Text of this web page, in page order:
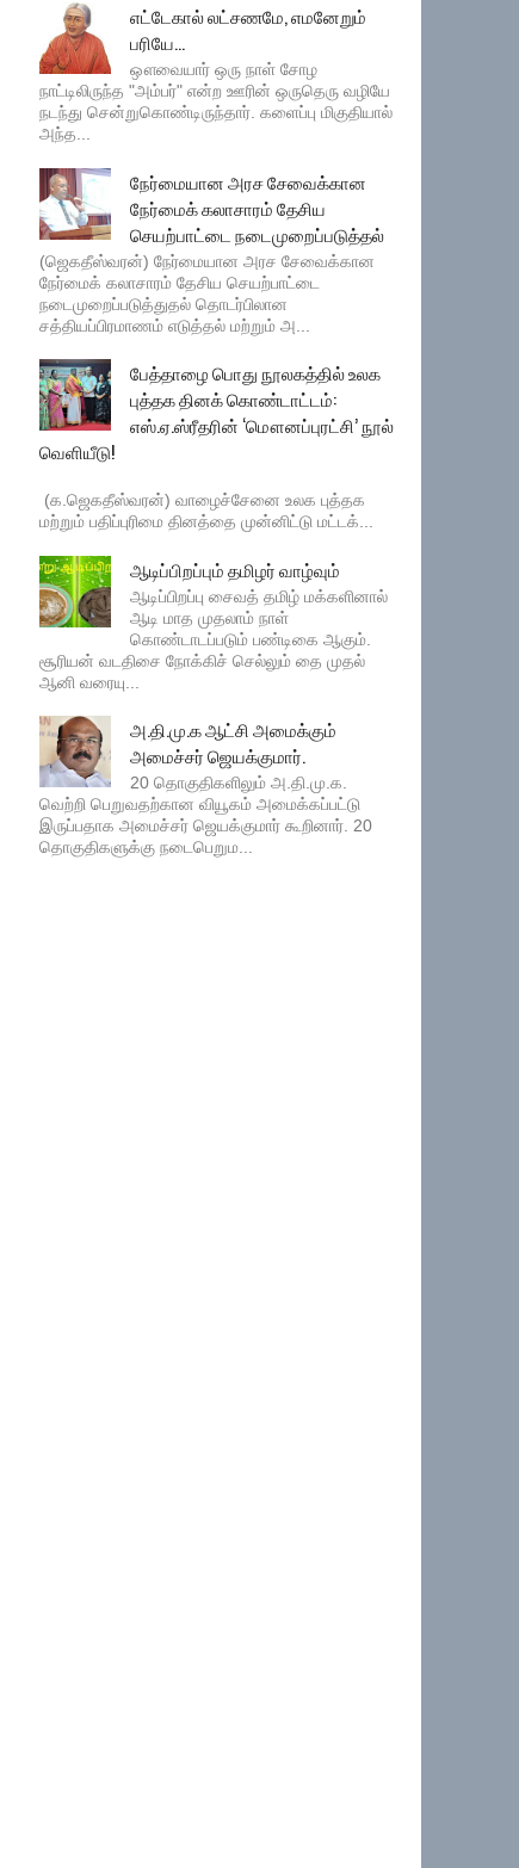
எட்டேகால் லட்சணமே, எமனேறும்
பரியே...
ஔவையார் ஒரு நாள் சோழ
நாட்டிலிருந்த "அம்பர்" என்ற ஊரின் ஒருதெரு வழியே
நடந்து சென்றுகொண்டிருந்தார். களைப்பு மிகுதியால்
அந்த...
நேர்மையான அரச சேவைக்கான
நேர்மைக் கலாசாரம் தேசிய
செயற்பாட்டை நடைமுறைப்படுத்தல்
(ஜெகதீஸ்வரன்) நேர்மையான அரச சேவைக்கான
நேர்மைக் கலாசாரம் தேசிய செயற்பாட்டை
நடைமுறைப்படுத்துதல் தொடர்பிலான
சத்தியப்பிரமாணம் எடுத்தல் மற்றும் அ...
பேத்தாழை பொது நூலகத்தில் உலக
புத்தக தினக் கொண்டாட்டம்:
எஸ்.ஏ.ஸ்ரீதரின் ‘மௌனப்புரட்சி’ நூல்
வெளியீடு!
(க.ஜெகதீஸ்வரன்) வாழைச்சேனை உலக புத்தக
மற்றும் பதிப்புரிமை தினத்தை முன்னிட்டு மட்டக்...
ஆடிப்பிறப்பும் தமிழர் வாழ்வும்
ஆடிப்பிறப்பு சைவத் தமிழ் மக்களினால்
ஆடி மாத முதலாம் நாள்
கொண்டாடப்படும் பண்டிகை ஆகும்.
சூரியன் வடதிசை நோக்கிச் செல்லும் தை முதல்
ஆனி வரையு...
அ.தி.மு.க ஆட்சி அமைக்கும்
அமைச்சர் ஜெயக்குமார்.
20 தொகுதிகளிலும் அ.தி.மு.க.
வெற்றி பெறுவதற்கான வியூகம் அமைக்கப்பட்டு
இருப்பதாக அமைச்சர் ஜெயக்குமார் கூறினார். 20
தொகுதிகளுக்கு நடைபெறும...